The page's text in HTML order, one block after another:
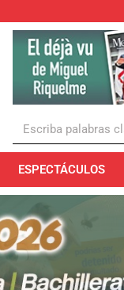
ESPECTÁCULOS